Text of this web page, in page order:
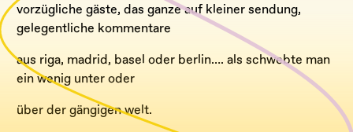
vorzügliche gäste, das ganze auf kleiner sendung,
gelegentliche kommentare
aus riga, madrid, basel oder berlin…. als schwebte man
ein wenig unter oder
über der gängigen welt.